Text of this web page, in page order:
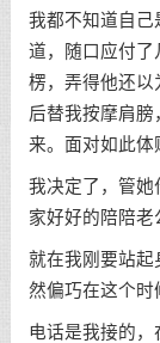
我都不知道自己
道，随口应付了
楞，弄得他还以
后替我按摩肩膀
来。面对如此
我决定了，管她
家好好的陪陪老
就在我刚要站起
然偏巧在这个时
电话是我接的